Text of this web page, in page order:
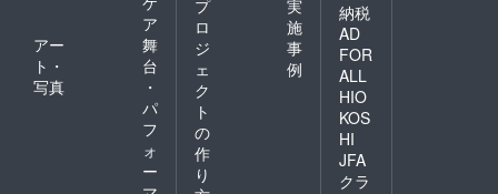
ア
アー
ト・
写真
舞
台
・
パ
フ
ォ
ー
プ
ロ
ジ
ェ
ク
ト
の
作
り
実
施
事
例
納税
AD
FOR
ALL
HIO
KOS
HI
JFA
クラ